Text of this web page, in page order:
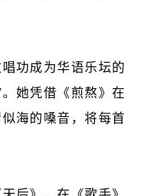
功成为华语乐坛的
她凭借《煎熬》在
海的嗓音，将每首